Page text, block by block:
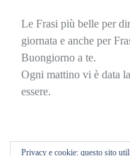
Le Frasi più belle per
giornata e anche per
Buongiorno a te.
Ogni mattino vi è data
essere.
Privacy e cookie: questo sito